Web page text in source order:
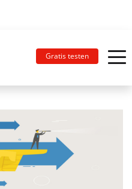
Gratis testen